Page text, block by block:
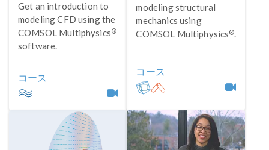
Get an introduction to
modeling CFD using the
COMSOL Multiphysics®
software.
コース
modeling structural
mechanics using
COMSOL Multiphysics®.
コース